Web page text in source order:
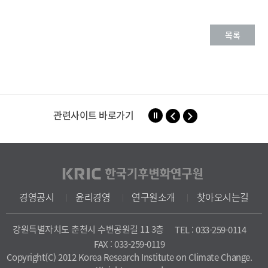
목록
관련사이트 바로가기
경영공시 윤리경영 연구원소개 찾아오시는길
강원특별자치도 춘천시 수변공원길 11 3층
TEL : 033-259-0114
FAX : 033-259-0119
Copyright(C) 2012 Korea Research Institute on Climate Change.